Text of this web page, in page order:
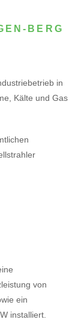
BERG
in
Kälte und Gas
von
ein
installiert.